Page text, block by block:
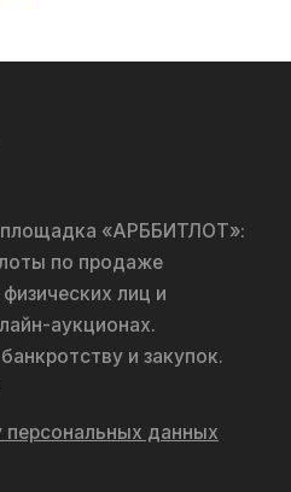
площадка «АРББИТЛОТ»:
по продаже
лиц и
аукционах.
и закупок.
персональных данных